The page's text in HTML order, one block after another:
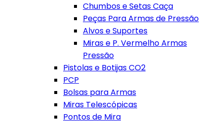
Chumbos e Setas Caça
Peças Para Armas de Pressão
Alvos e Suportes
Miras e P. Vermelho Armas
Pressão
Pistolas e Botijas CO2
PCP
Bolsas para Armas
Miras Telescópicas
Pontos de Mira